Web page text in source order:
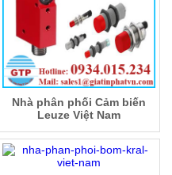
Nhà phân phối Cảm biến
Leuze Việt Nam